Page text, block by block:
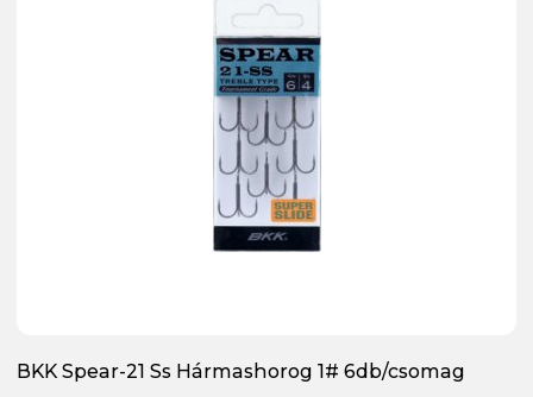
BKK Spear-21 Ss Hármashorog 1# 6db/csomag